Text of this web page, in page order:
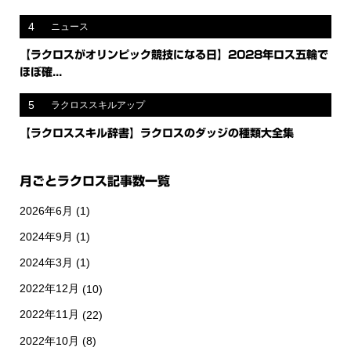
4 ニュース
【ラクロスがオリンピック競技になる日】2028年ロス五輪で
ほぼ確...
5 ラクロススキルアップ
【ラクロススキル辞書】ラクロスのダッジの種類大全集
月ごとラクロス記事数一覧
2026年6月 (1)
2024年9月 (1)
2024年3月 (1)
2022年12月 (10)
2022年11月 (22)
2022年10月 (8)